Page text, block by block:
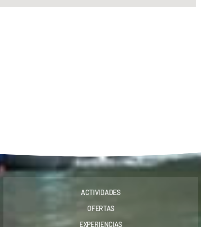
ACTIVIDADES
OFERTAS
EXPERIENCIAS